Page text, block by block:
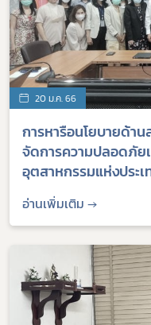
20 ม.ค. 66
การหารือนโยบายด้า
จัดการความปลอดภัย
อุตสาหกรรมแห่งประ
สำนักงานคณะกรรมก
ประสิทธิภาพการดำเนิ
อ่านเพิ่มเติม →